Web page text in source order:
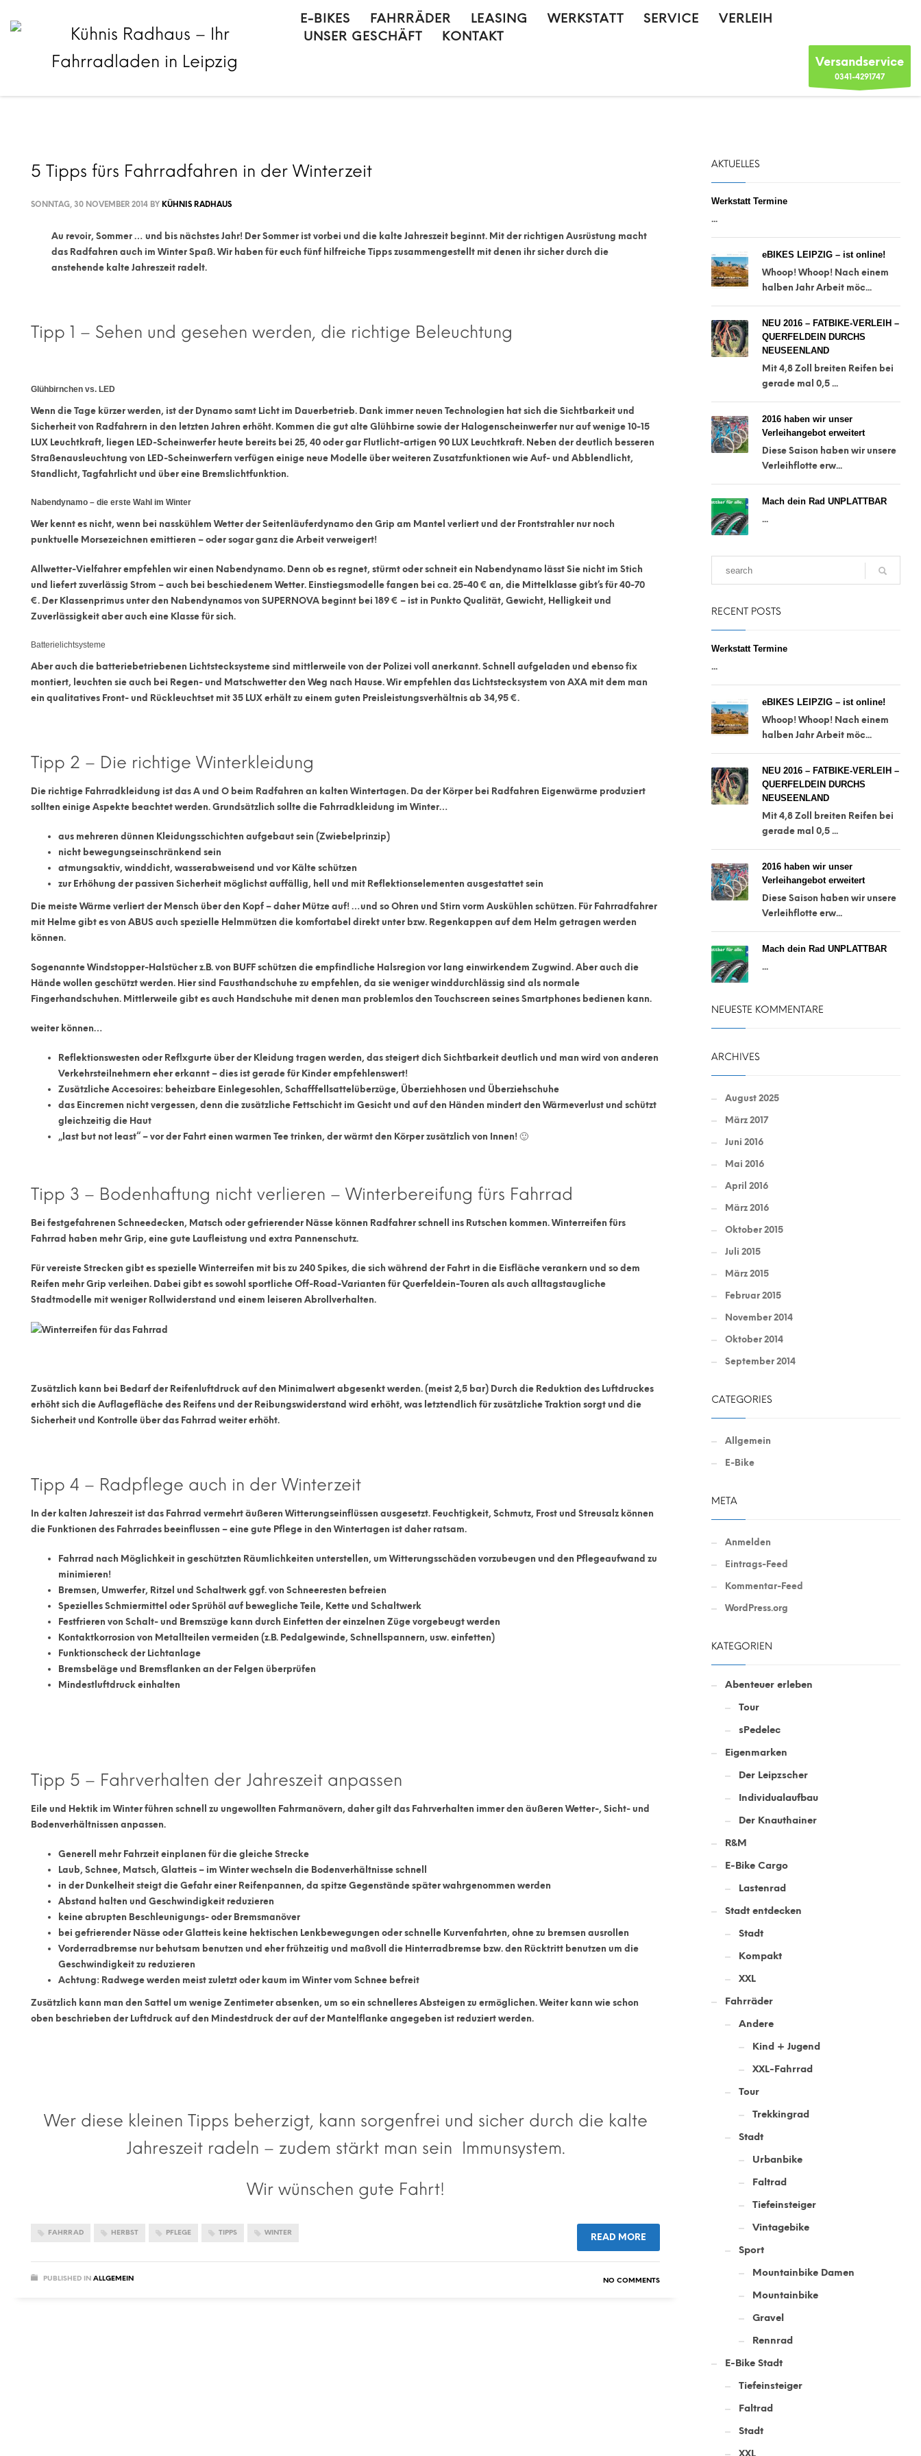
E-BIKES FAHRRÄDER LEASING WERKSTATT SERVICE
VERLEIH
UNSER GESCHÄFT
KONTAKT
Versandservice
0341-4291747
5 Tipps fürs Fahrradfahren in der Winterzeit
SONNTAG, 30 NOVEMBER 2014 BY KÜHNIS RADHAUS
Au revoir, Sommer … und bis nächstes Jahr! Der Sommer ist vorbei und die kalte Jahreszeit beginnt. Mit der richtigen Ausrüstung macht
das Radfahren auch im Winter Spaß. Wir haben für euch fünf hilfreiche Tipps zusammengestellt mit denen ihr sicher durch die
anstehende kalte Jahreszeit radelt.
Tipp 1 – Sehen und gesehen werden, die richtige Beleuchtung
Glühbirnchen vs. LED
Wenn die Tage kürzer werden, ist der Dynamo samt Licht im Dauerbetrieb. Dank immer neuen Technologien hat sich die Sichtbarkeit und
Sicherheit von Radfahrern in den letzten Jahren erhöht. Kommen die gut alte Glühbirne sowie der Halogenscheinwerfer nur auf wenige 10-15
LUX Leuchtkraft, liegen LED-Scheinwerfer heute bereits bei 25, 40 oder gar Flutlicht-artigen 90 LUX Leuchtkraft. Neben der deutlich besseren
Straßenausleuchtung von LED-Scheinwerfern verfügen einige neue Modelle über weiteren Zusatzfunktionen wie Auf- und Abblendlicht,
Standlicht, Tagfahrlicht und über eine Bremslichtfunktion.
Nabendynamo – die erste Wahl im Winter
Wer kennt es nicht, wenn bei nasskühlem Wetter der Seitenläuferdynamo den Grip am Mantel verliert und der Frontstrahler nur noch
punktuelle Morsezeichnen emittieren – oder sogar ganz die Arbeit verweigert!
Allwetter-Vielfahrer empfehlen wir einen Nabendynamo. Denn ob es regnet, stürmt oder schneit ein Nabendynamo lässt Sie nicht im Stich
und liefert zuverlässig Strom – auch bei beschiedenem Wetter. Einstiegsmodelle fangen bei ca. 25-40 € an, die Mittelklasse gibt’s für 40-70
€. Der Klassenprimus unter den Nabendynamos von SUPERNOVA beginnt bei 189 € – ist in Punkto Qualität, Gewicht, Helligkeit und
Zuverlässigkeit aber auch eine Klasse für sich.
Batterielichtsysteme
Aber auch die batteriebetriebenen Lichtstecksysteme sind mittlerweile von der Polizei voll anerkannt. Schnell aufgeladen und ebenso fix
montiert, leuchten sie auch bei Regen- und Matschwetter den Weg nach Hause. Wir empfehlen das Lichtstecksystem von AXA mit dem man
ein qualitatives Front- und Rückleuchtset mit 35 LUX erhält zu einem guten Preisleistungsverhältnis ab 34,95 €.
Tipp 2 – Die richtige Winterkleidung
Die richtige Fahrradkleidung ist das A und O beim Radfahren an kalten Wintertagen. Da der Körper bei Radfahren Eigenwärme produziert
sollten einige Aspekte beachtet werden. Grundsätzlich sollte die Fahrradkleidung im Winter…
aus mehreren dünnen Kleidungsschichten aufgebaut sein (Zwiebelprinzip)
nicht bewegungseinschränkend sein
atmungsaktiv, winddicht, wasserabweisend und vor Kälte schützen
zur Erhöhung der passiven Sicherheit möglichst auffällig, hell und mit Reflektionselementen ausgestattet sein
Die meiste Wärme verliert der Mensch über den Kopf – daher Mütze auf! …und so Ohren und Stirn vorm Auskühlen schützen. Für Fahrradfahrer
mit Helme gibt es von ABUS auch spezielle Helmmützen die komfortabel direkt unter bzw. Regenkappen auf dem Helm getragen werden
können.
Sogenannte Windstopper-Halstücher z.B. von BUFF schützen die empfindliche Halsregion vor lang einwirkendem Zugwind. Aber auch die
Hände wollen geschützt werden. Hier sind Fausthandschuhe zu empfehlen, da sie weniger winddurchlässig sind als normale
Fingerhandschuhen. Mittlerweile gibt es auch Handschuhe mit denen man problemlos den Touchscreen seines Smartphones bedienen kann.
weiter können…
Reflektionswesten oder Reflxgurte über der Kleidung tragen werden, das steigert dich Sichtbarkeit deutlich und man wird von anderen
Verkehrsteilnehmern eher erkannt – dies ist gerade für Kinder empfehlenswert!
Zusätzliche Accesoires: beheizbare Einlegesohlen, Schafffellsattelüberzüge, Überziehhosen und Überziehschuhe
das Eincremen nicht vergessen, denn die zusätzliche Fettschicht im Gesicht und auf den Händen mindert den Wärmeverlust und schützt
gleichzeitig die Haut
„last but not least“ – vor der Fahrt einen warmen Tee trinken, der wärmt den Körper zusätzlich von Innen! 🙂
Tipp 3 – Bodenhaftung nicht verlieren – Winterbereifung fürs Fahrrad
Bei festgefahrenen Schneedecken, Matsch oder gefrierender Nässe können Radfahrer schnell ins Rutschen kommen. Winterreifen fürs
Fahrrad haben mehr Grip, eine gute Laufleistung und extra Pannenschutz.
Für vereiste Strecken gibt es spezielle Winterreifen mit bis zu 240 Spikes, die sich während der Fahrt in die Eisfläche verankern und so dem
Reifen mehr Grip verleihen. Dabei gibt es sowohl sportliche Off-Road-Varianten für Querfeldein-Touren als auch alltagstaugliche
Stadtmodelle mit weniger Rollwiderstand und einem leiseren Abrollverhalten.
Zusätzlich kann bei Bedarf der Reifenluftdruck auf den Minimalwert abgesenkt werden. (meist 2,5 bar) Durch die Reduktion des Luftdruckes
erhöht sich die Auflagefläche des Reifens und der Reibungswiderstand wird erhöht, was letztendlich für zusätzliche Traktion sorgt und die
Sicherheit und Kontrolle über das Fahrrad weiter erhöht.
Tipp 4 – Radpflege auch in der Winterzeit
In der kalten Jahreszeit ist das Fahrrad vermehrt äußeren Witterungseinflüssen ausgesetzt. Feuchtigkeit, Schmutz, Frost und Streusalz können
die Funktionen des Fahrrades beeinflussen – eine gute Pflege in den Wintertagen ist daher ratsam.
Fahrrad nach Möglichkeit in geschützten Räumlichkeiten unterstellen, um Witterungsschäden vorzubeugen und den Pflegeaufwand zu
minimieren!
Bremsen, Umwerfer, Ritzel und Schaltwerk ggf. von Schneeresten befreien
Spezielles Schmiermittel oder Sprühöl auf bewegliche Teile, Kette und Schaltwerk
Festfrieren von Schalt- und Bremszüge kann durch Einfetten der einzelnen Züge vorgebeugt werden
Kontaktkorrosion von Metallteilen vermeiden (z.B. Pedalgewinde, Schnellspannern, usw. einfetten)
Funktionscheck der Lichtanlage
Bremsbeläge und Bremsflanken an der Felgen überprüfen
Mindestluftdruck einhalten
Tipp 5 – Fahrverhalten der Jahreszeit anpassen
Eile und Hektik im Winter führen schnell zu ungewollten Fahrmanövern, daher gilt das Fahrverhalten immer den äußeren Wetter-, Sicht- und
Bodenverhältnissen anpassen.
Generell mehr Fahrzeit einplanen für die gleiche Strecke
Laub, Schnee, Matsch, Glatteis – im Winter wechseln die Bodenverhältnisse schnell
in der Dunkelheit steigt die Gefahr einer Reifenpannen, da spitze Gegenstände später wahrgenommen werden
Abstand halten und Geschwindigkeit reduzieren
keine abrupten Beschleunigungs- oder Bremsmanöver
bei gefrierender Nässe oder Glatteis keine hektischen Lenkbewegungen oder schnelle Kurvenfahrten, ohne zu bremsen ausrollen
Vorderradbremse nur behutsam benutzen und eher frühzeitig und maßvoll die Hinterradbremse bzw. den Rücktritt benutzen um die
Geschwindigkeit zu reduzieren
Achtung: Radwege werden meist zuletzt oder kaum im Winter vom Schnee befreit
Zusätzlich kann man den Sattel um wenige Zentimeter absenken, um so ein schnelleres Absteigen zu ermöglichen. Weiter kann wie schon
oben beschrieben der Luftdruck auf den Mindestdruck der auf der Mantelflanke angegeben ist reduziert werden.
Wer diese kleinen Tipps beherzigt, kann sorgenfrei und sicher durch die kalte
Jahreszeit radeln – zudem stärkt man sein Immunsystem.
Wir wünschen gute Fahrt!
FAHRRAD HERBST PFLEGE TIPPS WINTER READ MORE
PUBLISHED IN ALLGEMEIN NO COMMENTS
AKTUELLES
Werkstatt Termine
...
eBIKES LEIPZIG – ist online!
Whoop! Whoop! Nach einem
halben Jahr Arbeit möc...
NEU 2016 – FATBIKE-VERLEIH –
QUERFELDEIN DURCHS
NEUSEENLAND
Mit 4,8 Zoll breiten Reifen bei
gerade mal 0,5 ...
2016 haben wir unser
Verleihangebot erweitert
Diese Saison haben wir unsere
Verleihflotte erw...
Mach dein Rad UNPLATTBAR
...
RECENT POSTS
Werkstatt Termine
...
eBIKES LEIPZIG – ist online!
Whoop! Whoop! Nach einem
halben Jahr Arbeit möc...
NEU 2016 – FATBIKE-VERLEIH –
QUERFELDEIN DURCHS
NEUSEENLAND
Mit 4,8 Zoll breiten Reifen bei
gerade mal 0,5 ...
2016 haben wir unser
Verleihangebot erweitert
Diese Saison haben wir unsere
Verleihflotte erw...
Mach dein Rad UNPLATTBAR
...
NEUESTE KOMMENTARE
ARCHIVES
August 2025
März 2017
Juni 2016
Mai 2016
April 2016
März 2016
Oktober 2015
Juli 2015
März 2015
Februar 2015
November 2014
Oktober 2014
September 2014
CATEGORIES
Allgemein
E-Bike
META
Anmelden
Eintrags-Feed
Kommentar-Feed
WordPress.org
KATEGORIEN
Abenteuer erleben
Tour
sPedelec
Eigenmarken
Der Leipzscher
Individualaufbau
Der Knauthainer
R&M
E-Bike Cargo
Lastenrad
Stadt entdecken
Stadt
Kompakt
XXL
Fahrräder
Andere
Kind + Jugend
XXL-Fahrrad
Tour
Trekkingrad
Stadt
Urbanbike
Faltrad
Tiefeinsteiger
Vintagebike
Sport
Mountainbike Damen
Mountainbike
Gravel
Rennrad
E-Bike Stadt
Tiefeinsteiger
Faltrad
Stadt
XXL